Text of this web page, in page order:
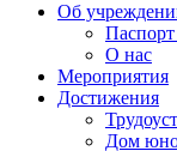
Об
О нас
Мероприятия
Достижения
Дом